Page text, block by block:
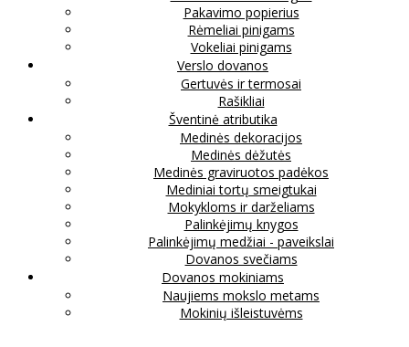
Pakavimo popierius
Rėmeliai pinigams
Vokeliai pinigams
Verslo dovanos
Gertuvės ir termosai
Rašikliai
Šventinė atributika
Medinės dekoracijos
Medinės dėžutės
Medinės graviruotos padėkos
Mediniai tortų smeigtukai
Mokykloms ir darželiams
Palinkėjimų knygos
Palinkėjimų medžiai - paveikslai
Dovanos svečiams
Dovanos mokiniams
Naujiems mokslo metams
Mokinių išleistuvėms